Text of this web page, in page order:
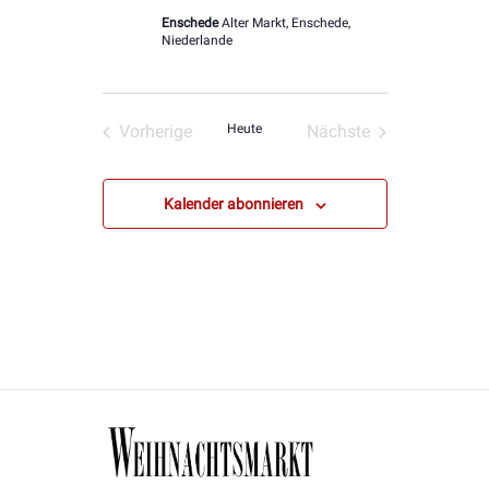
EnschedeAlter Markt, Enschede,
Niederlande
Vorherige
Heute
Nächste
Kalender abonnieren